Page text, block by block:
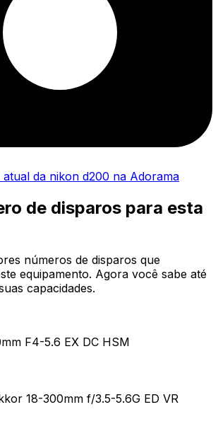
da nikon d200 na Adorama
de disparos para esta
números de disparos que
equipamento. Agora você sabe até
capacidades.
F4-5.6 EX DC HSM
18-300mm f/3.5-5.6G ED VR